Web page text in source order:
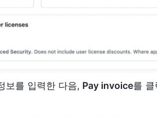
보를 입력한 다음, Pay invoice를